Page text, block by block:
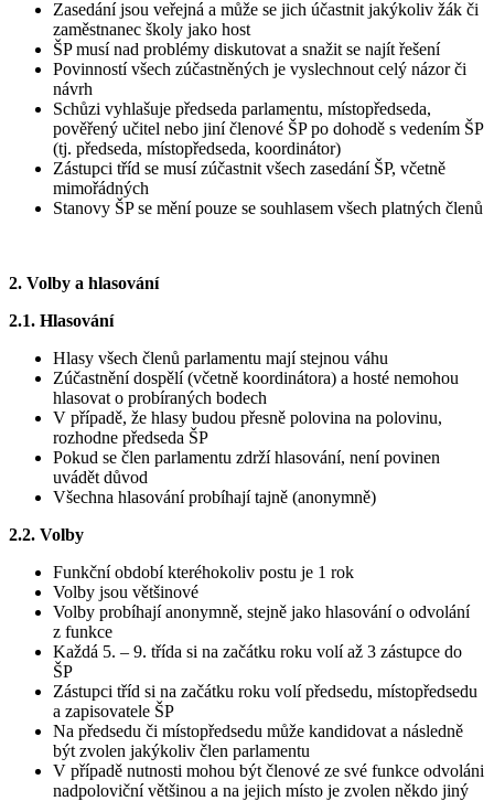
Zasedání jsou veřejná a může se jich účastnit jakýkoliv žák či
zaměstnanec školy jako host
ŠP musí nad problémy diskutovat a snažit se najít řešení
Povinností všech zúčastněných je vyslechnout celý názor či
návrh
Schůzi vyhlašuje předseda parlamentu, místopředseda,
pověřený učitel nebo jiní členové ŠP po dohodě s vedením ŠP
(tj. předseda, místopředseda, koordinátor)
Zástupci tříd se musí zúčastnit všech zasedání ŠP, včetně
mimořádných
Stanovy ŠP se mění pouze se souhlasem všech platných členů
2. Volby a hlasování
2.1. Hlasování
Hlasy všech členů parlamentu mají stejnou váhu
Zúčastnění dospělí (včetně koordinátora) a hosté nemohou
hlasovat o probíraných bodech
V případě, že hlasy budou přesně polovina na polovinu,
rozhodne předseda ŠP
Pokud se člen parlamentu zdrží hlasování, není povinen
uvádět důvod
Všechna hlasování probíhají tajně (anonymně)
2.2. Volby
Funkční období kteréhokoliv postu je 1 rok
Volby jsou většinové
Volby probíhají anonymně, stejně jako hlasování o odvolání
z funkce
Každá 5. – 9. třída si na začátku roku volí až 3 zástupce do
ŠP
Zástupci tříd si na začátku roku volí předsedu, místopředsedu
a zapisovatele ŠP
Na předsedu či místopředsedu může kandidovat a následně
být zvolen jakýkoliv člen parlamentu
V případě nutnosti mohou být členové ze své funkce odvoláni
nadpoloviční většinou a na jejich místo je zvolen někdo jiný